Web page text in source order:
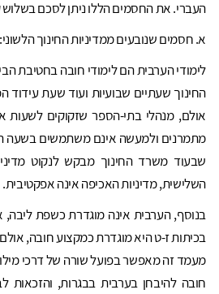
העברי. את החסמים הללו ניתן לסכם בשלוש
א. חסמים שנובעים ממדיניות החינוך הלשוני:
לימודי הערבית הם לימודי חובה בחטיבת
החינוך שעתיים שבועיות ועוד שעת עידוד
אולם, מנהלי בתי-הספר שזקוקים לשעות
מתמרנים ולמעשה אינם משתמשים בשעה
שבעוד משרד החינוך מבקש לנקוט
השלישית, מדיניות האכיפה אינה אפקטיבית.
בנוסף, הערבית אינה מוגדרת כשפת
בכיתות ז-ט היא מוגדרת כמקצוע חובה,
מעמד זה מאפשר בפועל שורה של דרכי
חובה להיבחן בערבית בבגרות, והזכאות